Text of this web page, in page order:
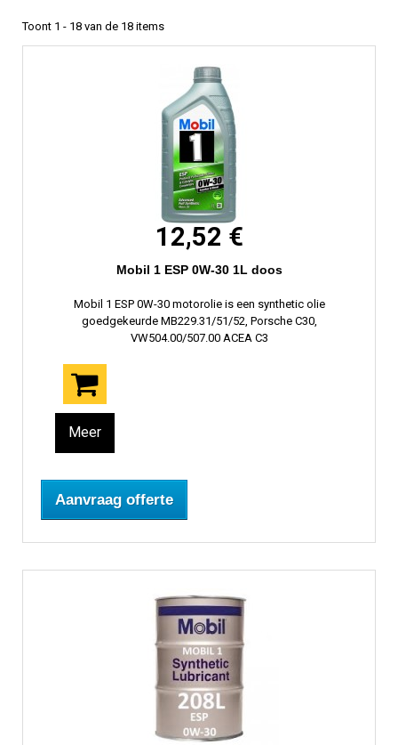
Toont 1 - 18 van de 18 items
12,52 €
Mobil 1 ESP 0W-30 1L doos
Mobil 1 ESP 0W-30 motorolie is een synthetic olie
goedgekeurde MB229.31/51/52, Porsche C30,
VW504.00/507.00 ACEA C3
Meer
Aanvraag offerte